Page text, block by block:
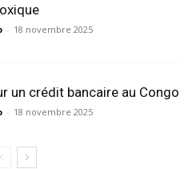
- 18 novembre 2025
un crédit bancaire au Congo
- 18 novembre 2025